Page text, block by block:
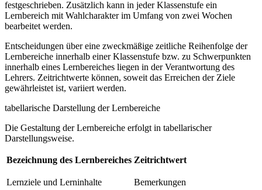
festgeschrieben. Zusätzlich kann in jeder Klassenstufe ein
Lernbereich mit Wahlcharakter im Umfang von zwei Wochen
bearbeitet werden.
Entscheidungen über eine zweckmäßige zeitliche Reihenfolge der
Lernbereiche innerhalb einer Klassenstufe bzw. zu Schwerpunkten
innerhalb eines Lernbereiches liegen in der Verantwortung des
Lehrers. Zeitrichtwerte können, soweit das Erreichen der Ziele
gewährleistet ist, variiert werden.
tabellarische Darstellung der Lernbereiche
Die Gestaltung der Lernbereiche erfolgt in tabellarischer
Darstellungsweise.
Bezeichnung des Lernbereiches Zeitrichtwert
Lernziele und Lerninhalte Bemerkungen